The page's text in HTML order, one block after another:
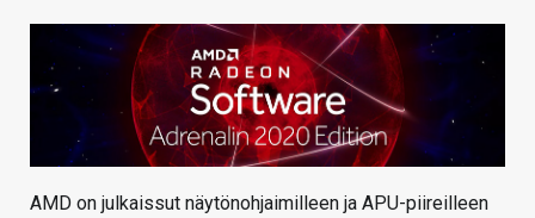
VAIHDA TEEMA
HAKU
AMD on julkaissut näytönohjaimilleen ja APU-piireilleen